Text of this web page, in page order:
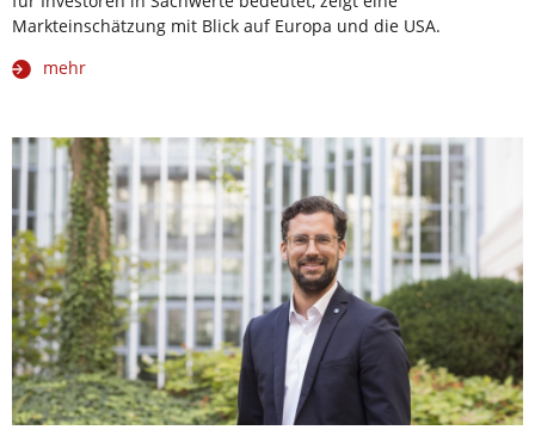
Markteinschätzung mit Blick auf Europa und die USA.
mehr